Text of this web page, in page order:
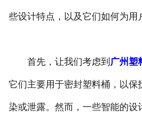
些设计特点，以及它们如何为用
首先，让我们考虑到 广州塑
它们主要用于密封塑料桶，以保
染或泄露。然而，一些智能的设